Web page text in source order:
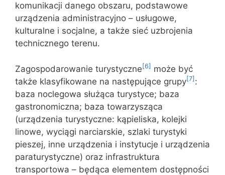
komunikacji danego obszaru, podstawowe
urządzenia administracyjno – usługowe,
kulturalne i socjalne, a także sieć uzbrojenia
technicznego terenu.
Zagospodarowanie turystyczne[6] może być
także klasyfikowane na następujące grupy[7] :
baza noclegowa służąca turystyce; baza
gastronomiczna; baza towarzysząca
(urządzenia turystyczne: kąpieliska, kolejki
linowe, wyciągi narciarskie, szlaki turystyki
pieszej, inne urządzenia i instytucje i urządzenia
paraturystyczne) oraz infrastruktura
transportowa – będąca elementem dostępności